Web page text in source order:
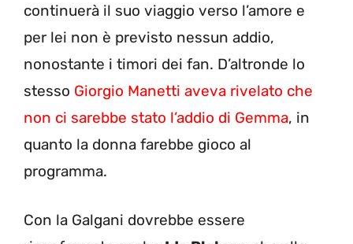
continuerà il suo viaggio verso l’amore e
per lei non è previsto nessun addio,
nonostante i timori dei fan. D’altronde lo
stesso Giorgio Manetti aveva rivelato che
non ci sarebbe stato l’addio di Gemma, in
quanto la donna farebbe gioco al
programma.
Con la Galgani dovrebbe essere